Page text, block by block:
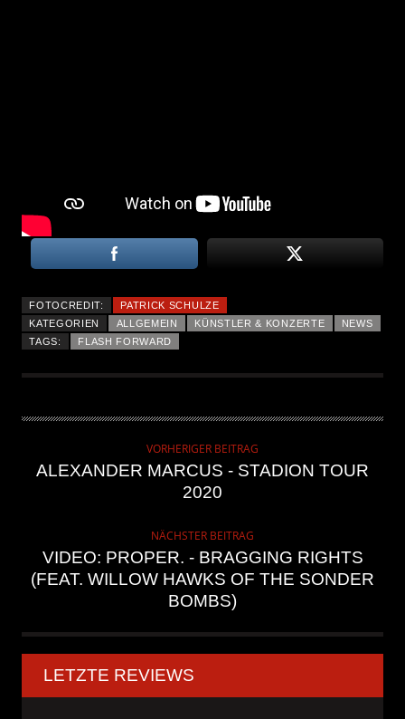
FOTOCREDIT:
PATRICK SCHULZE
KATEGORIEN
ALLGEMEIN KÜNSTLER & KONZERTE
NEWS
TAGS:
FLASH FORWARD
VORHERIGER BEITRAG
ALEXANDER MARCUS - STADION TOUR
2020
NÄCHSTER BEITRAG
VIDEO: PROPER. - BRAGGING RIGHTS
(FEAT. WILLOW HAWKS OF THE SONDER
BOMBS)
LETZTE REVIEWS